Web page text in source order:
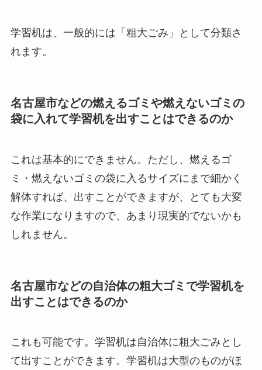
学習机は、一般的には「粗大ごみ」として分類さ
れます。
名古屋市などの燃えるゴミや燃えないゴミの
袋に入れて学習机を出すことはできるのか
これは基本的にできません。ただし、燃えるゴ
ミ・燃えないゴミの袋に入るサイズにまで細かく
解体すれば、出すことができますが、とても大変
な作業になりますので、あまり現実的でないかも
しれません。
名古屋市などの自治体の粗大ゴミで学習机を
出すことはできるのか
これも可能です。学習机は自治体に粗大ごみとし
て出すことができます。学習机は大型のものがほ